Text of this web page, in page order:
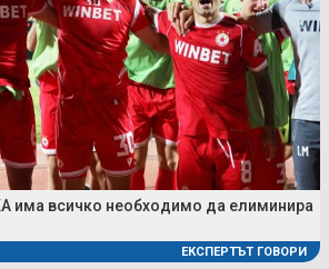
има всичко необходимо да елиминира
ЕКСПЕРТЪТ ГОВОРИ